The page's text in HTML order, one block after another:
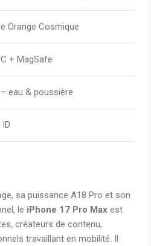
Orange Cosmique
+ MagSafe
eau & poussière
sa puissance A18 Pro et son
le iPhone 17 Pro Max est
créateurs de contenu,
travaillant en mobilité. Il